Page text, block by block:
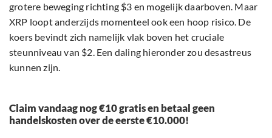
grotere beweging richting $3 en mogelijk daarboven. Maar
XRP loopt anderzijds momenteel ook een hoop risico. De
koers bevindt zich namelijk vlak boven het cruciale
steunniveau van $2. Een daling hieronder zou desastreus
kunnen zijn.
Claim vandaag nog €10 gratis en betaal geen
handelskosten over de eerste €10.000!